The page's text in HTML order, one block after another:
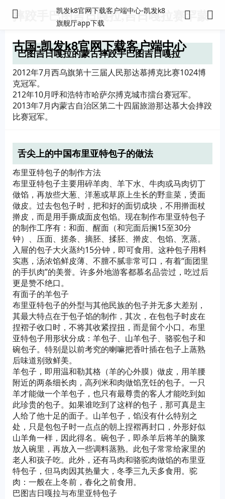
凯发k8官网下载客户端中心-凯发k8
旗舰厅app下载
摔跤手巴图吉日嘎拉,吉日嘎拉赛罕蒙
古国-凯发k8官网下载客户端中心
巴图吉日嘎拉的蒙古摔跤手巴图吉日嘎拉
2012年7月西乌旗第十三届人民那达慕搏克比赛1024博
克冠军。
212年10月呼和浩特市哈萨尔搏克城市擂台赛冠军。
2013年7月内蒙古自治区第二十四届旅游那达慕大会摔跤
比赛冠军。
舌尖上的中国布里亚特包子的做法
布里亚特包子的制作方法
布里亚特包子主要用碎羊肉、羊下水、牛肉或马肉切丁
做馅，再放些大葱、洋葱或草原上生长的野韭菜，烫面
做皮。过去包包子时，把和好的面切成块，不用擀面杖
擀皮，而是用手撕成面皮包馅。现在制作布里亚特包子
的制作工序有：和面、醒面（和完面后搁15至30分
钟）、压面、搓条、摘胚、揉胚、擀皮、包馅、烹蒸。
入屉的包子大火蒸约15分钟，即可食用。这种包子用料
实惠，汤浓馅鲜皮薄、不膻不腻非常可口，有着“面团里
的手扒肉”的美誉。许多外地游客都慕名品尝过，吃过后
更是赞不绝口。
有面子的羊包子
布里亚特包子的外型与其他民族的包子并无多大差别，
其最大特点在于包子馅的制作，其次，在包包子时皮在
捏褶子收口时，不将其收紧捏扭，而是留个小口。布里
亚特包子用形状分成：羊包子、山羊包子、骆驼包子和
碗包子。特别是以前考究的喇嘛把香叶插在包子上蒸熟
后味道别致鲜美。
羊包子，即用温和勒其格（羊的心外膜）做皮，用羊腰
附近的两条细长肉，高列米和肉做馅烹饪的包子。一只
羊才能做一个羊包子，也只有最尊贵的客人才能吃到如
此珍贵的包子。如果谁吃到了这样的包子，那可真是主
人给了他十足的面子。山羊包子，馅没有什么特别之
处，只是包包子时一点点的朝上捏褶再封口，外形好似
山羊角一样，因此得名。碗包子，即杀羊后将羊的脑浆
放入碗里，再放入一些调料蒸熟。此包子常常给家里的
老人和孩子吃。此外，还有马肉和骆驼肉做馅的布里亚
特包子，但马肉因其热量大，冬季三九天多食用。驼
肉：一般在上冬前，春化之前食用。
巴图吉日嘎拉与布里亚特包子